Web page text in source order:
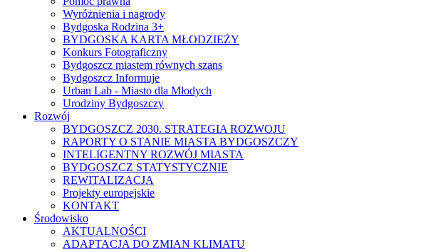
Wyróżnienia i nagrody
Bydgoska Rodzina 3+
BYDGOSKA KARTA MŁODZIEŻY
Konkurs Fotograficzny
Bydgoszcz miastem równych szans
Bydgoszcz Informuje
Urban Lab - Miasto dla Młodych
Urodziny Bydgoszczy
Rozwój
BYDGOSZCZ 2030. STRATEGIA ROZWOJU
RAPORTY O STANIE MIASTA BYDGOSZCZY
INTELIGENTNY ROZWÓJ MIASTA
BYDGOSZCZ STATYSTYCZNIE
REWITALIZACJA
Projekty europejskie
KONTAKT
Środowisko
AKTUALNOŚCI
ADAPTACJA DO ZMIAN KLIMATU